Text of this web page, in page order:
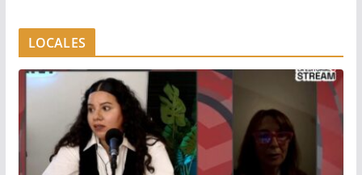
LOCALES